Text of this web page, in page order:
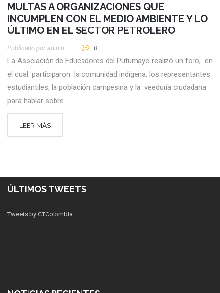
MULTAS A ORGANIZACIONES QUE
INCUMPLEN CON EL MEDIO AMBIENTE Y LO
ÚLTIMO EN EL SECTOR PETROLERO
Publicado por Admin 0
La Asociación de Educadores del Putumayo realizó un foro, en
el cual participaron la comunidad indígena, los representantes
estudiantiles, la población campesina y la veeduría ciudadana
para hablar sobre
LEER MÁS
ÚLTIMOS TWEETS
Tweets by CTColombia